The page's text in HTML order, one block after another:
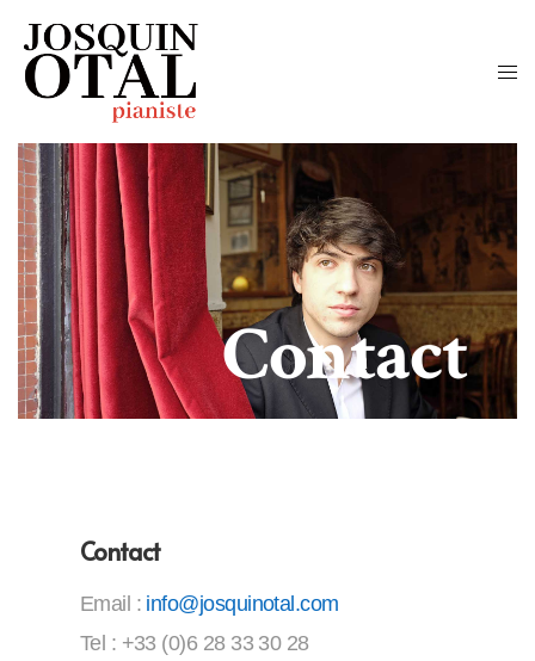
Contact
Contact
Email : info@josquinotal.com
Tel : +33 (0)6 28 33 30 28